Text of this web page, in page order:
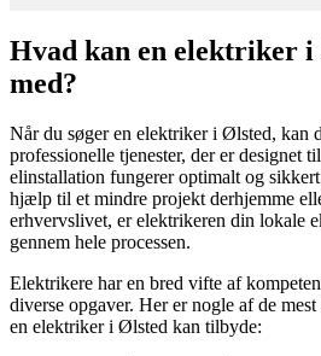
Hvad kan en elektriker
med?
Når du søger en elektriker i Ølsted, kan
professionelle tjenester, der er designet
elinstallation fungerer optimalt og
hjælp til et mindre projekt derhjemme
erhvervslivet, er elektrikeren din lokale
gennem hele processen.
Elektrikere har en bred vifte af
diverse opgaver. Her er nogle af de
en elektriker i Ølsted kan tilbyde: